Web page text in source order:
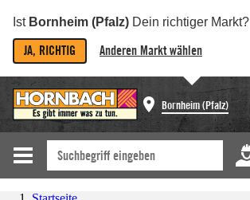
Ist Bornheim (Pfalz) Dein richtiger Markt?
JA, RICHTIG Anderen Markt wählen
Bornheim (Pfalz)